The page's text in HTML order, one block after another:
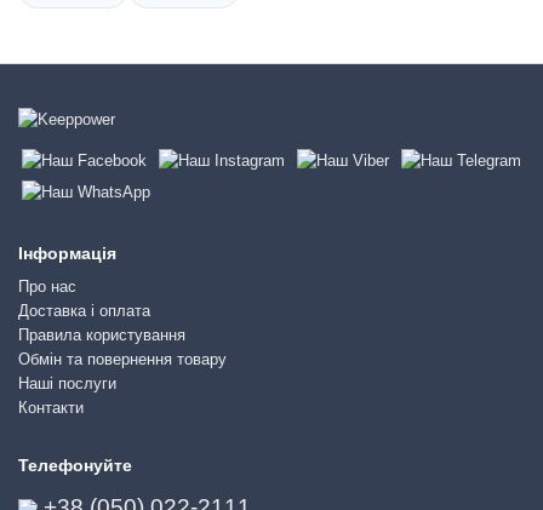
Інформація
Про нас
Доставка і оплата
Правила користування
Обмін та повернення товару
Наші послуги
Контакти
Телефонуйте